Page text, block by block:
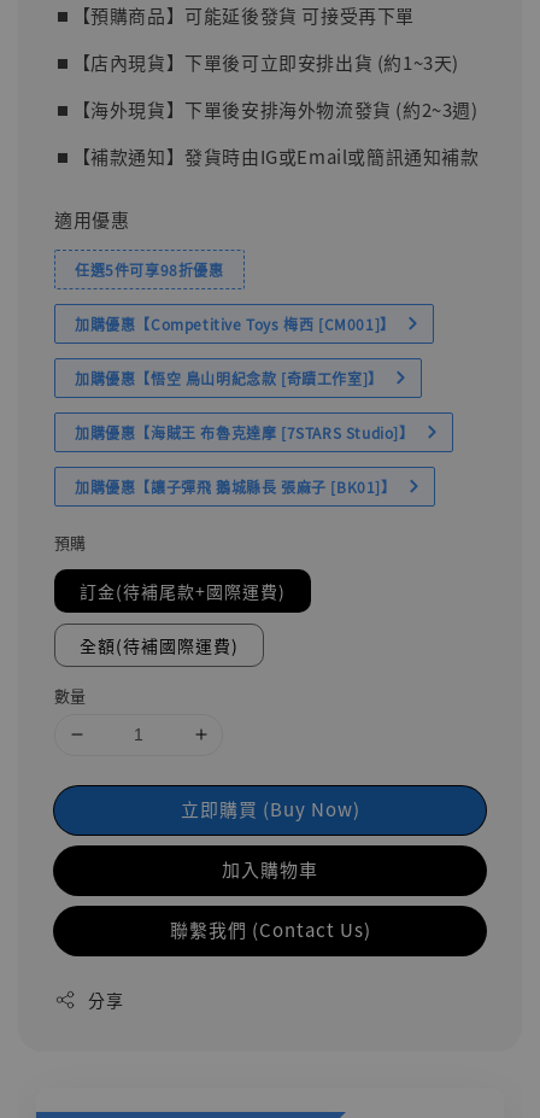
⏹︎【預購商品】可能延後發貨 可接受再下單
⏹︎【店內現貨】下單後可立即安排出貨 (約1~3天)
⏹︎【海外現貨】下單後安排海外物流發貨 (約2~3週)
⏹︎【補款通知】發貨時由IG或Email或簡訊通知補款
適用優惠
任選5件可享98折優惠
加購優惠【Competitive Toys 梅西 [CM001]】
加購優惠【悟空 鳥山明紀念款 [奇蹟工作室]】
加購優惠【海賊王 布魯克達摩 [7STARS Studio]】
加購優惠【讓子彈飛 鵝城縣長 張麻子 [BK01]】
預購
訂金(待補尾款+國際運費)
全額(待補國際運費)
數量
立即購買 (Buy Now)
加入購物車
聯繫我們 (Contact Us)
分享